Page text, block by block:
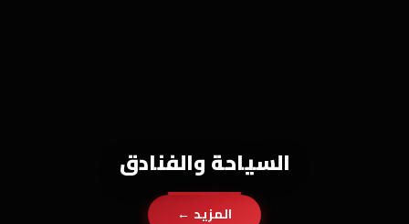
السياحة والفنادق
المزيد ←